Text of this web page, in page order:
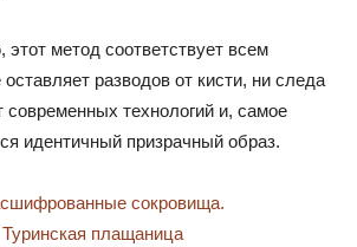
, этот метод соответствует всем
разводов от кисти, ни следа
современных технологий и, самое
идентичный призрачный образ.